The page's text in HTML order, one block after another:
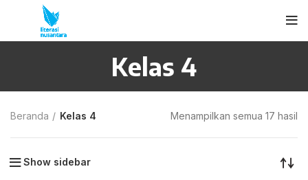
Kelas 4
Beranda Kelas 4 Menampilkan semua 17 hasil
Show sidebar